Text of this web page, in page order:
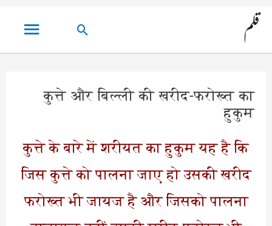
قلم
مین
مینو
تلاش
کریں۔
कुत्ते और बिल्ली की खरीद-फरोख्त का
हुकुम
कुत्ते के बारे में शरीयत का हुकुम यह है कि
जिस कुत्ते को पालना जाए हो उसकी खरीद
फरोख्त भी जायज है और जिसको पालना